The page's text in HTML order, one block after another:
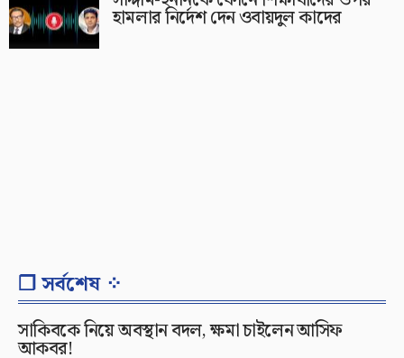
হামলার নির্দেশ দেন ওবায়দুল কাদের
❐ সর্বশেষ ⁘
সাকিবকে নিয়ে অবস্থান বদল, ক্ষমা চাইলেন আসিফ
আকবর!